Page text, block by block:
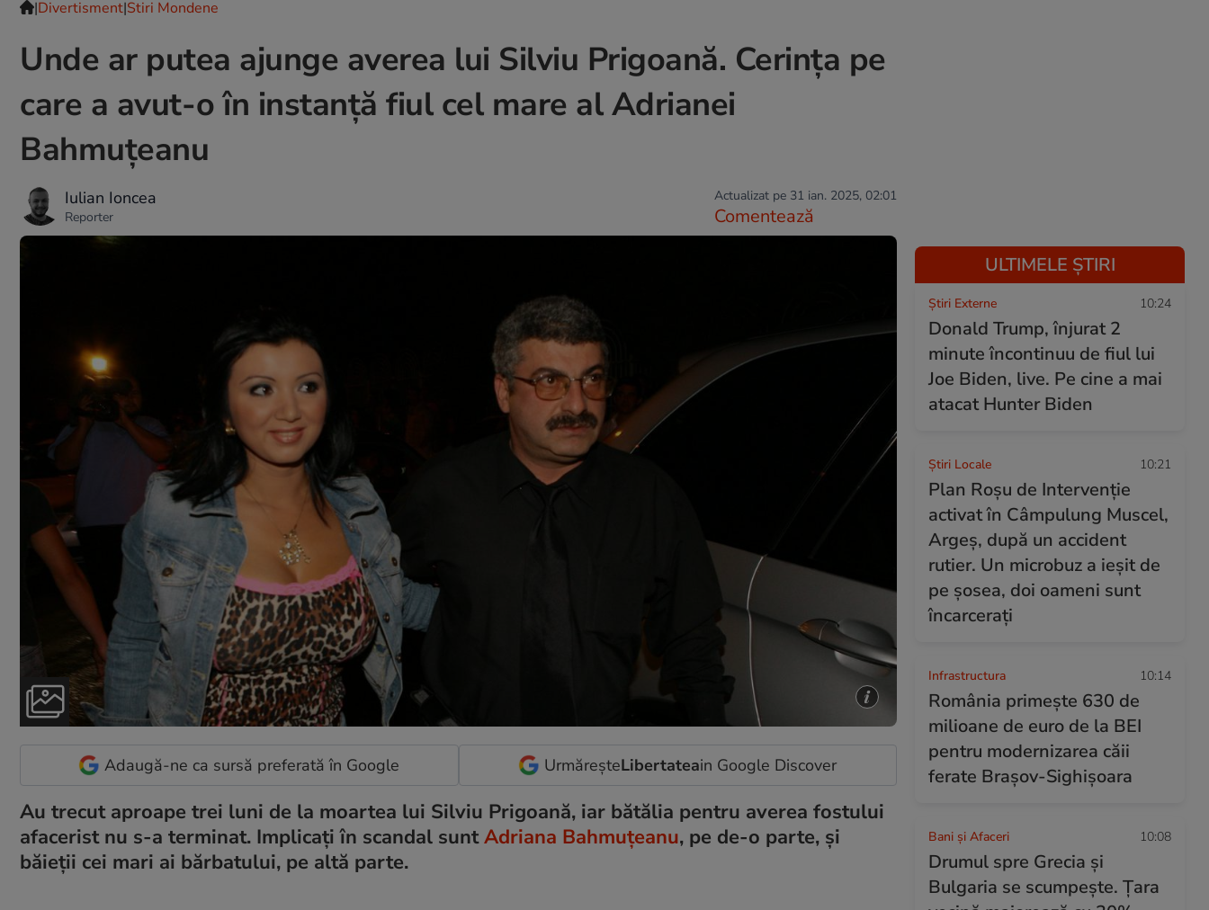
|Divertisment|Stiri Mondene
Unde ar putea ajunge averea lui Silviu Prigoană. Cerința pe
care a avut-o în instanță fiul cel mare al Adrianei
Bahmuțeanu
Iulian Ioncea
Reporter
Actualizat pe 31 ian. 2025, 02:01
Comentează
Adaugă-ne ca sursă preferată în Google UrmăreșteLibertateain Google Discover
Au trecut aproape trei luni de la moartea lui Silviu Prigoană, iar bătălia pentru averea fostului
afacerist nu s-a terminat. Implicați în scandal suntAdriana Bahmuțeanu, pe de-o parte, și
băieții cei mari ai bărbatului, pe altă parte.
ULTIMELE ȘTIRI
Știri Externe 10:24
Donald Trump, înjurat 2
minute încontinuu de fiul lui
Joe Biden, live. Pe cine a mai
atacat Hunter Biden
Știri Locale 10:21
Plan Roșu de Intervenție
activat în Câmpulung Muscel,
Argeș, după un accident
rutier. Un microbuz a ieșit de
pe șosea, doi oameni sunt
încarcerați
Infrastructura 10:14
România primește 630 de
milioane de euro de la BEI
pentru modernizarea căii
ferate Brașov-Sighișoara
Bani și Afaceri 10:08
Drumul spre Grecia și
Bulgaria se scumpește. Țara